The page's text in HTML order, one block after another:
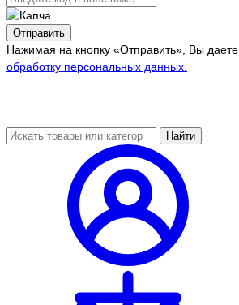
Отправить
Нажимая на кнопку «Отправить», Вы даете
обработку персональных данных.
Найти